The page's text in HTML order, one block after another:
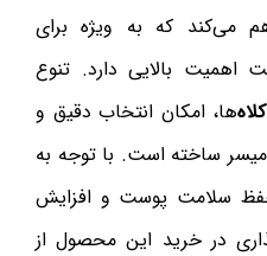
می‌کند که به ویژه برای
اهمیت بالایی دارد. تنوع
کلاه‌ها، امکان انتخاب دقیق و
ساخته است. با توجه به
سلامت پوست و افزایش
در خرید این محصول از